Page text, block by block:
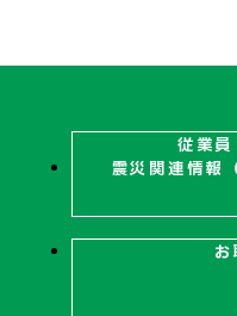
従業
震災関連情報